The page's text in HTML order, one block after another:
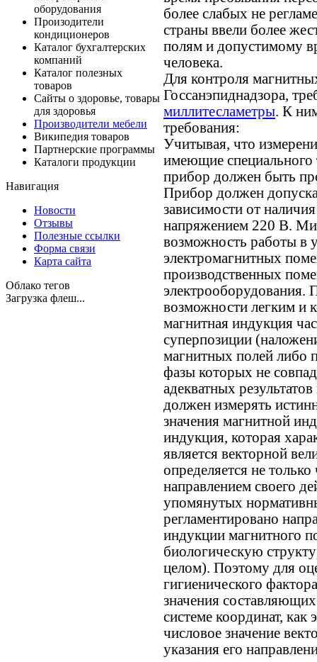
оборудования
Произодители
кондиционеров
Каталог бухгалтерских
компаний
Каталог полезных
товаров
Сайты о здоровье, товары
для здоровья
Производители мебели
Википедия товаров
Партнерские программы
Каталоги продукции
Навигация
Новости
Отзывы
Полезные ссылки
Форма связи
Карта сайта
Облако тегов
Загрузка флеш...
более слабых не
страны ввели более
полям и допустимому
человека.
Для контроля
Госсанэпиднадзора,
миллитесламетры. К
требования:
Учитывая, что
имеющие специального
прибор должен быть
Прибор должен
зависимости от
напряжением 220 В.
возможность работы в
электромагнитных
производственных
возможности легким и
магнитная индукция
суперпозиции
магнитных полей либо
фазы которых не
адекватных
должен измерять
значения магнитной
индукция, которая
является векторной
определяется не
направлением своего
упомянутых
регламентировано
индукции магнитного
биологическую
целом). Поэтому для
гигиенического
значения
системе координат, как
числовое значение
указания его